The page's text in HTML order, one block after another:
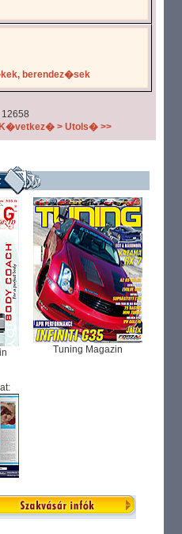
berendez�sek
K�vetkez� > Utols� >>
Tuning Magazin